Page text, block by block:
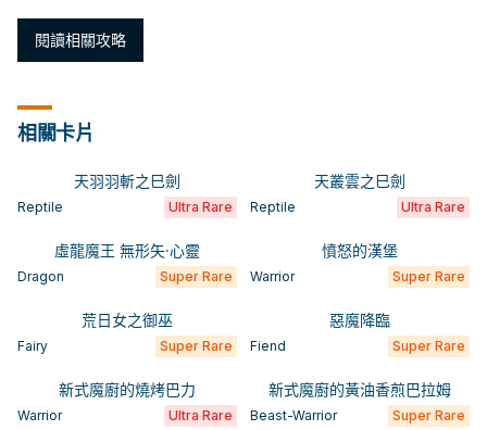
閱讀相關攻略
相關卡片
天羽羽斬之巳劍
Reptile Ultra Rare
天叢雲之巳劍
Reptile Ultra Rare
虛龍魔王 無形矢·心靈
Dragon Super Rare
憤怒的漢堡
Warrior Super Rare
荒日女之御巫
Fairy Super Rare
惡魔降臨
Fiend Super Rare
新式魔廚的燒烤巴力
Warrior Ultra Rare
新式魔廚的黃油香煎巴拉姆
Beast-Warrior Super Rare